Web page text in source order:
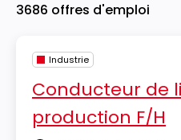
3686 offres d'emploi
Industrie
Conducteur de
production F/H